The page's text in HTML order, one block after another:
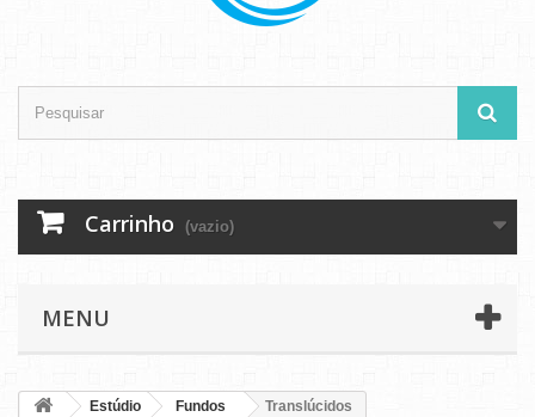
Carrinho (vazio)
MENU
Estúdio Fundos Translúcidos